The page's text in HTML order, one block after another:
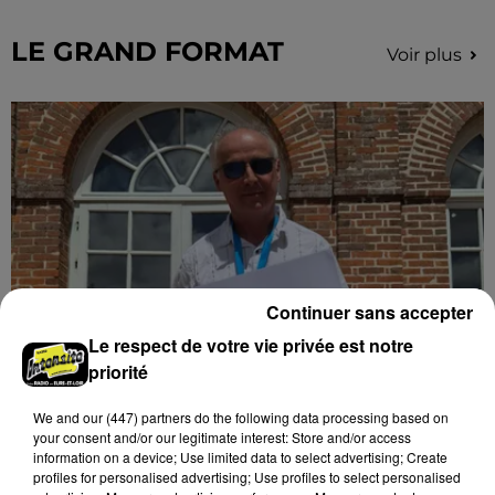
Grâce...
LE GRAND FORMAT Voir plus
Stars'Terre 2026 : Philippe Palmieri dévoile
les ambitions d'un...
À quelques semaines de la première édition de
Stars'Terre, organisée du 18 au 20 septembre 2026 au
Le respect de votre vie privée est notre
priorité
We and our (447) partnersdo the following data processing based on
your consent and/or our legitimate interest: Store and/or access
information on a device; Use limited data to select advertising; Create
profiles for personalised advertising; Use profiles to select personalised
Continuer sans accepter